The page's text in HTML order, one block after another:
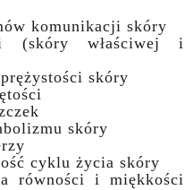
komunikacji skóry
(skóry właściwej i
skóry
skóry
cyklu życia skóry
równości i miękkości